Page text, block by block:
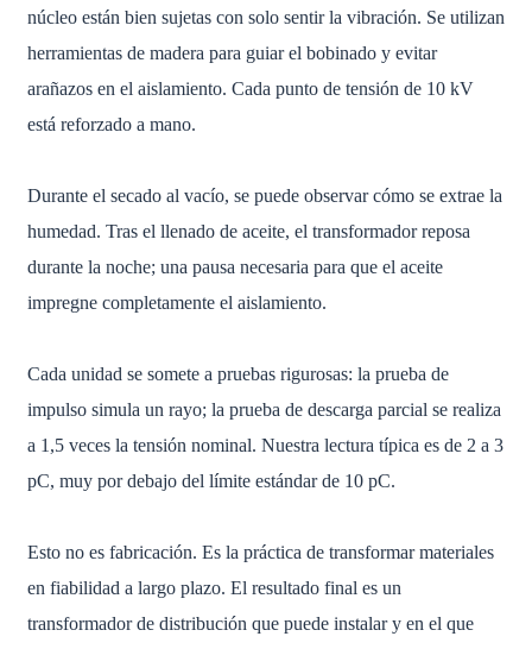
núcleo están bien sujetas con solo sentir la vibración. Se utilizan
herramientas de madera para guiar el bobinado y evitar
arañazos en el aislamiento. Cada punto de tensión de 10 kV
está reforzado a mano.
Durante el secado al vacío, se puede observar cómo se extrae la
humedad. Tras el llenado de aceite, el transformador reposa
durante la noche; una pausa necesaria para que el aceite
impregne completamente el aislamiento.
Cada unidad se somete a pruebas rigurosas: la prueba de
impulso simula un rayo; la prueba de descarga parcial se realiza
a 1,5 veces la tensión nominal. Nuestra lectura típica es de 2 a 3
pC, muy por debajo del límite estándar de 10 pC.
Esto no es fabricación. Es la práctica de transformar materiales
en fiabilidad a largo plazo. El resultado final es un
transformador de distribución que puede instalar y en el que